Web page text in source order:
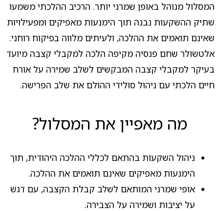
המסלול מנוהל באופן שמרני יותר. הרכיב ההלכתי משמעו
שתיק ההשקעות נבנה תוך הימנעות מאפיקים ומפעילויות
שאינם תואמים את ההלכה, ולעיתים מלווה בפיקוח רוחני.
אלטשולר שחם פנסיה מקיפה הלכה למקבלי קצבה מיועד
בעיקר למקבלי קצבה המבקשים לשלב שמירה על אורח
חיים הלכתי עם ניהול סולידי ההולם את שלב הפרישה.
מה מאפיין את המסלול?
ניהול השקעות בהתאם לכללי ההלכה היהודית, תוך
הימנעות מאפיקים שאינם תואמים את ההלכה.
אופי שמרני המותאם לשלב קבלת הקצבה, עם דגש
על יציבות ושמירה על הצבירה.